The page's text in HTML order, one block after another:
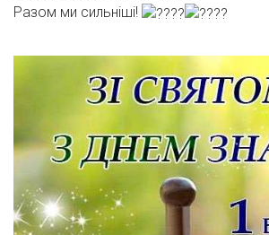
Разом ми сильніші!